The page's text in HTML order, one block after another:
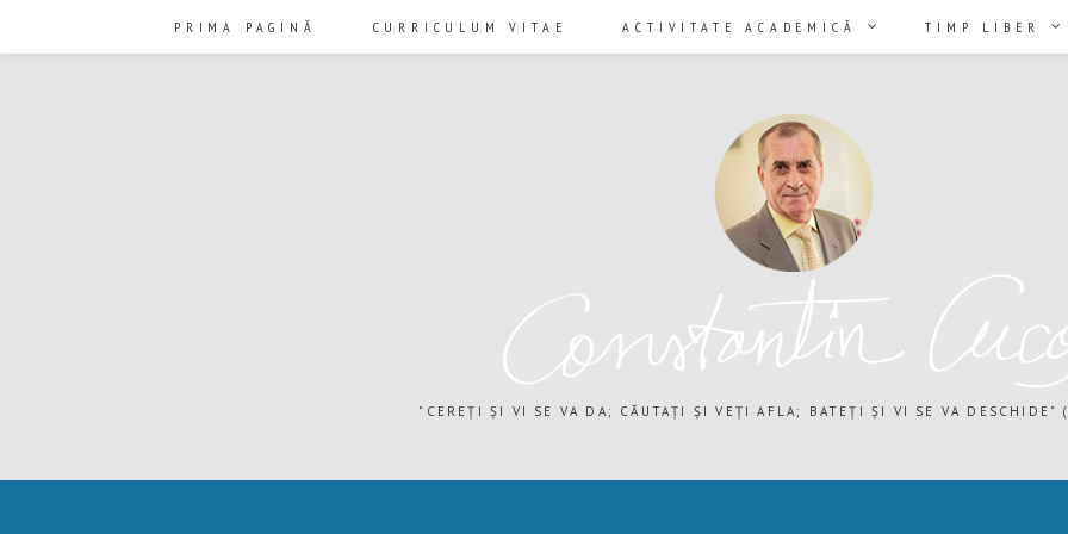
"CEREȚI ȘI VI SE VA DA; CĂUTAȚI ȘI VEȚI AFLA; BATEȚI ȘI VI SE VA DESCHIDE"
PRIMA PAGINĂ CURRICULUM VITAE ACTIVITATE ACADEMICĂ TIMP LIBER